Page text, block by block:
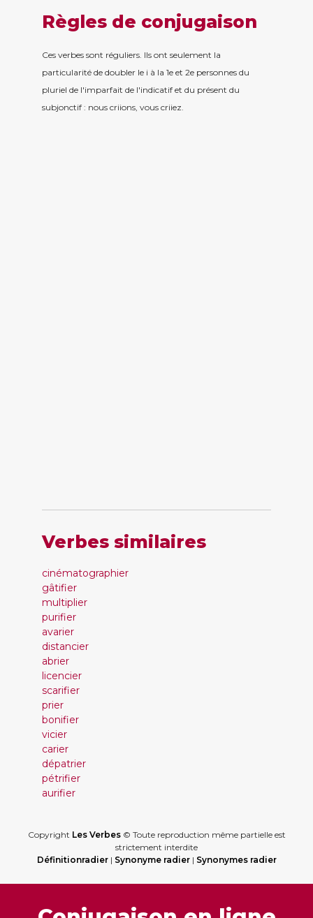
Règles de conjugaison
Ces verbes sont réguliers. Ils ont seulement la
particularité de doubler le i à la 1e et 2e personnes du
pluriel de l'imparfait de l'indicatif et du présent du
subjonctif : nous criions, vous criiez.
Verbes similaires
cinématographier
gâtifier
multiplier
purifier
avarier
distancier
abrier
licencier
scarifier
prier
bonifier
vicier
carier
dépatrier
pétrifier
aurifier
Copyright Les Verbes© Toute reproduction même partielle est
strictement interdite
Définitionradier| Synonyme radier| Synonymes radier